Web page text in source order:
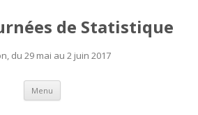
de Statistique
du 29 mai au 2 juin 2017
Menu Skip
content